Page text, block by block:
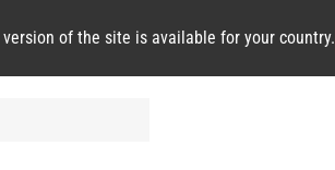
version of the site is available for your country.